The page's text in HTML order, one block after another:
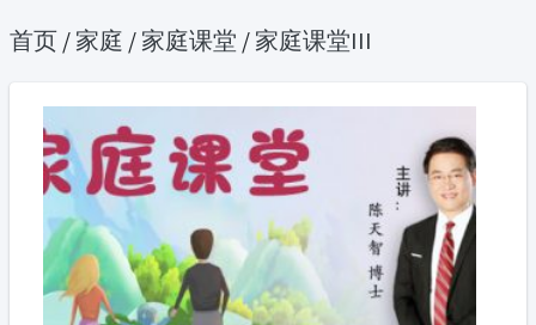
首页 / 家庭 / 家庭课堂 / 家庭课堂III